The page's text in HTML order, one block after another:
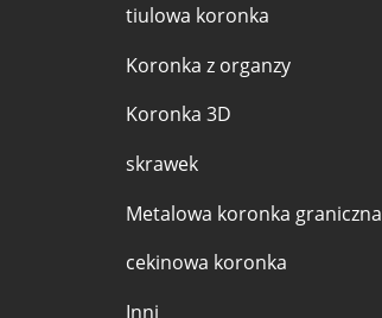
tiulowa koronka
Koronka z organzy
Koronka 3D
skrawek
Metalowa koronka graniczna
cekinowa koronka
Inni